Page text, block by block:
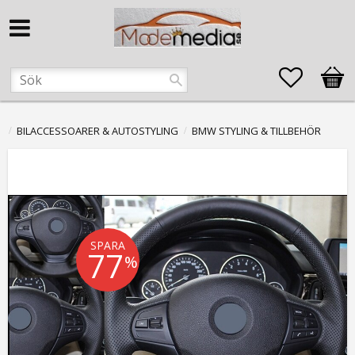
Favoriter
BILACCESSOARER & AUTOSTYLING BMW STYLING & TILLBEHÖR
SPARA
77%